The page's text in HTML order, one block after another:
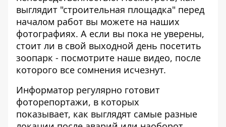
выглядит "строительная площадка" перед
началом работ вы можете на наших
фотографиях. А если вы пока не уверены,
стоит ли в свой выходной день посетить
зоопарк - посмотрите наше видео, после
которого все сомнения исчезнут.
Информатор регулярно готовит
фоторепортажи, в которых
показывает, как выглядят самые разные